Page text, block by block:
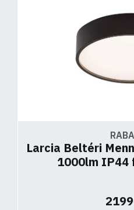
Larcia Beltéri
1000lm IP44